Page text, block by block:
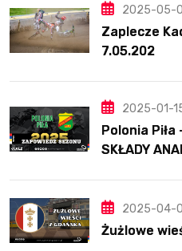
2025-05-
Zaplecze
7.05.202
2025-01-
Polonia Piła
SKŁADY
2025-04-
Żużlowe